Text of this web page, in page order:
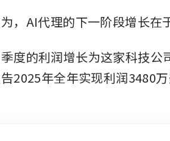
，AI代理的下一阶段增长在
度的利润增长为这家科技
2025年全年实现利润3480